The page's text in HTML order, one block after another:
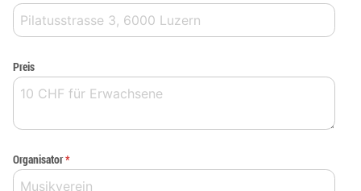
Preis
Organisator*